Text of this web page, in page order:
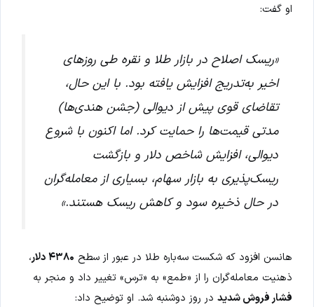
او گفت:
«ریسک اصلاح در بازار طلا و نقره طی روزهای
اخیر به‌تدریج افزایش یافته بود. با این حال،
تقاضای قوی پیش از دیوالی (جشن هندی‌ها)
مدتی قیمت‌ها را حمایت کرد. اما اکنون با شروع
دیوالی، افزایش شاخص دلار و بازگشت
ریسک‌پذیری به بازار سهام، بسیاری از معامله‌گران
در حال ذخیره سود و کاهش ریسک هستند.»
هانسن افزود که شکست سه‌باره طلا در عبور از سطح ۴۳۸۰ دلار
،
ذهنیت معامله‌گران را از «طمع» به «ترس» تغییر داد و منجر به
فشار فروش شدید در روز دوشنبه شد. او توضیح داد: